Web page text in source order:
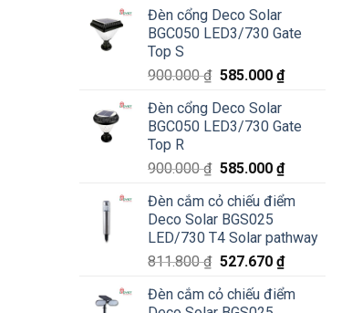
là:
631.400 ₫.là:
Đèn cổng Deco Solar
BGC050 LED3/730 Gate
Top S
900.000₫ Giá
là:
900.000 ₫.
585.000 ₫Giá
là:
Đèn cổng Deco Solar
BGC050 LED3/730 Gate
Top R
900.000₫ Giá
là:
900.000 ₫.
585.000 ₫Giá
tại
585.000 ₫.
Đèn cắm cỏ chiếu điểm
Deco Solar BGS025
LED/730 T4 Solar pathway
811.800₫ Giá
là:
527.670 ₫Giá
tại
Đèn cắm cỏ chiếu điểm